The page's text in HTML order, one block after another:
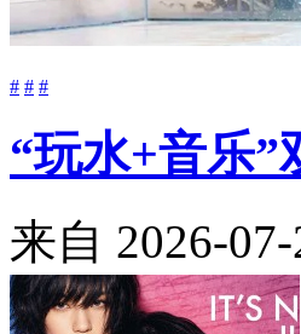
# # #
“玩水+音乐
来自 2026-07-